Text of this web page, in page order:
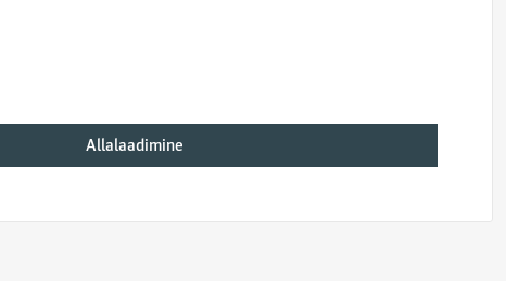
Allalaadimine